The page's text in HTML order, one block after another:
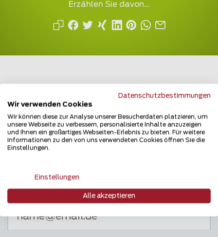
Erzählen Sie davon...
Mehrfach ausgezeichnet und immer am
Puls des Marktes
Newsletter
Datenschutzbestimmungen
Wir verwenden Cookies
Wir können diese zur Analyse unserer Besucherdaten platzieren, um
unsere Webseite zu verbessern, personalisierte Inhalte anzuzeigen
und Ihnen ein großartiges Webseiten-Erlebnis zu bieten. Für weitere
Informationen zu den von uns verwendeten Cookies öffnen Sie die
Einstellungen.
Einstellungen
Alle akzeptieren